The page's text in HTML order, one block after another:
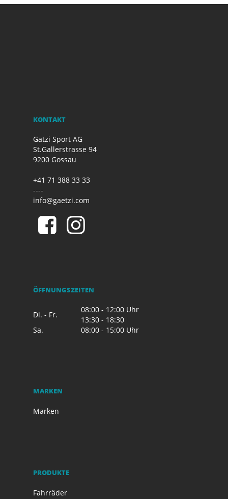
KONTAKT
Gätzi Sport AG
St.Gallerstrasse 94
9200 Gossau
+41 71 388 33 33
----
info@gaetzi.com
ÖFFNUNGSZEITEN
Di. - Fr.
08:00 - 12:00 Uhr
13:30 - 18:30
Sa.
08:00 - 15:00 Uhr
MARKEN
Marken
PRODUKTE
Fahrräder